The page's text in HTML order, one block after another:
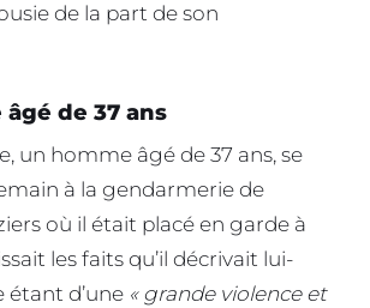
de la part de son
de 37 ans
un homme âgé de 37 ans, se
à la gendarmerie de
où il était placé en garde à
les faits qu’il décrivait lui-
d’une « grande violence et